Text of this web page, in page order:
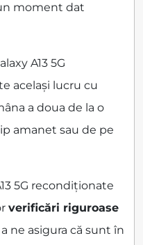
moment dat
A13 5G
același lucru cu
a doua de la o
amanet sau de pe
5G recondiționate
verificări riguroase
ne asigura că sunt în